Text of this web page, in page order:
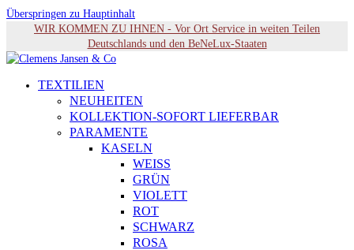
Überspringen zu Hauptinhalt
WIR KOMMEN ZU IHNEN - Vor Ort Service in weiten Teilen
Deutschlands und den BeNeLux-Staaten
TEXTILIEN
NEUHEITEN
KOLLEKTION-SOFORT LIEFERBAR
PARAMENTE
KASELN
WEISS
GRÜN
VIOLETT
ROT
SCHWARZ
ROSA